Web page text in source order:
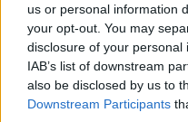
us or personal information
your opt-out. You may
disclosure of your
IAB’s list of downstream
also be disclosed by us to
Downstream Participants
1975-ben fia,
"ihlette" meg
előadására. A
Katinak írta
lemondott róla